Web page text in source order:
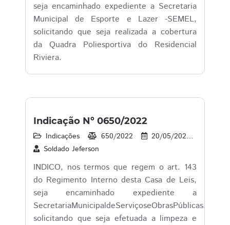
seja encaminhado expediente a Secretaria
Municipal de Esporte e Lazer -SEMEL,
solicitando que seja realizada a cobertura
da Quadra Poliesportiva do Residencial
Riviera.
Indicação Nº 0650/2022
Indicações 650/2022 20/05/2022
Soldado Jeferson
INDICO, nos termos que regem o art. 143
do Regimento Interno desta Casa de Leis,
seja encaminhado expediente a
SecretariaMunicipaldeServiçoseObrasPúblicas,
solicitando que seja efetuada a limpeza e